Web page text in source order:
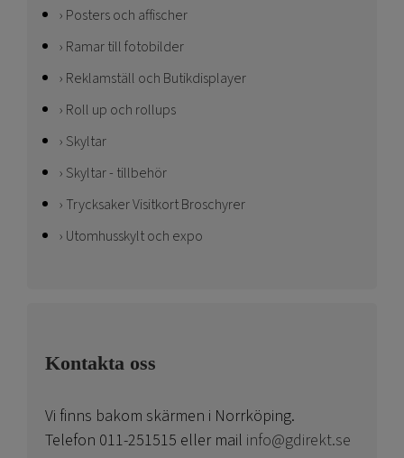
Posters och affischer
Ramar till fotobilder
Reklamställ och Butikdisplayer
Roll up och rollups
Skyltar
Skyltar - tillbehör
Trycksaker Visitkort Broschyrer
Utomhusskylt och expo
Kontakta oss
Vi finns bakom skärmen i Norrköping.
Telefon 011-251515 eller mail info@gdirekt.se